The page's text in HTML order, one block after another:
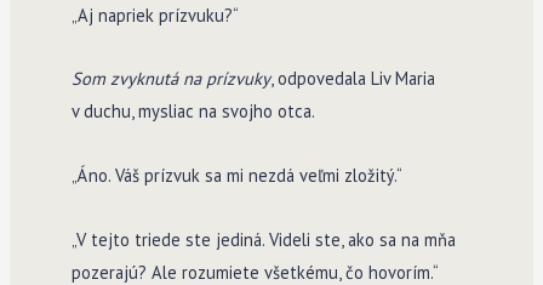
„Aj napriek prízvuku?“
Som zvyknutá na prízvuky, odpovedala Liv Maria
v duchu, mysliac na svojho otca.
„Áno. Váš prízvuk sa mi nezdá veľmi zložitý.“
„V tejto triede ste jediná. Videli ste, ako sa na mňa
pozerajú? Ale rozumiete všetkému, čo hovorím.“